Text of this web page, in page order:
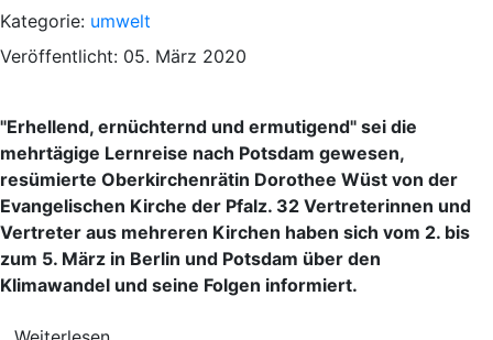
Kategorie: umwelt
Veröffentlicht: 05. März 2020
"Erhellend, ernüchternd und ermutigend" sei die
mehrtägige Lernreise nach Potsdam gewesen,
resümierte Oberkirchenrätin Dorothee Wüst von der
Evangelischen Kirche der Pfalz. 32 Vertreterinnen und
Vertreter aus mehreren Kirchen haben sich vom 2. bis
zum 5. März in Berlin und Potsdam über den
Klimawandel und seine Folgen informiert.